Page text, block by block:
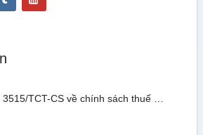
TCT-CS về chính sách thuế …